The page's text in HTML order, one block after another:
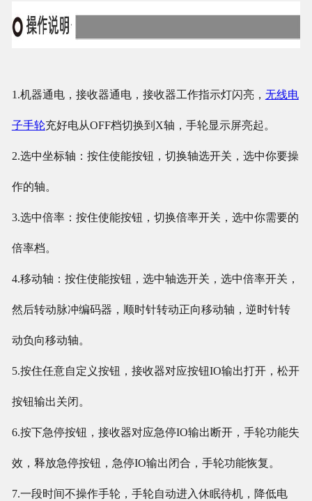
1.机器通电，接收器通电，接收器工作指示灯闪亮， 无线电
子手轮充好电从OFF档切换到X轴，手轮显示屏亮起。
2.选中坐标轴：按住使能按钮，切换轴选开关，选中你要操
作的轴。
3.选中倍率：按住使能按钮，切换倍率开关，选中你需要的
倍率档。
4.移动轴：按住使能按钮，选中轴选开关，选中倍率开关，
然后转动脉冲编码器，顺时针转动正向移动轴，逆时针转
动负向移动轴。
5.按住任意自定义按钮，接收器对应按钮IO输出打开，松开
按钮输出关闭。
6.按下急停按钮，接收器对应急停IO输出断开，手轮功能失
效，释放急停按钮，急停IO输出闭合，手轮功能恢复。
7.一段时间不操作手轮，手轮自动进入休眠待机，降低电